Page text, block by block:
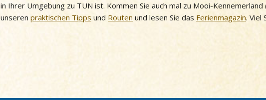
in Ihrer Umgebung zu TUN ist. Kommen Sie auch mal zu Mooi-Kennemerland
unseren praktischen Tipps und Routen und lesen Sie das Ferienmagazin. Viel